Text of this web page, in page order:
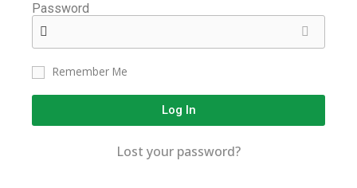
Password
Remember Me
Log In
Lost your password?